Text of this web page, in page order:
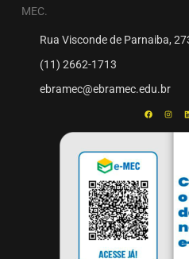
MEC.
Rua Visconde de Parnaiba,
(11) 2662-1713
ebramec@ebramec.edu.br